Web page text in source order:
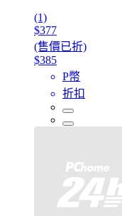
(1)
$377
(售價已折)
$385
P幣
折扣